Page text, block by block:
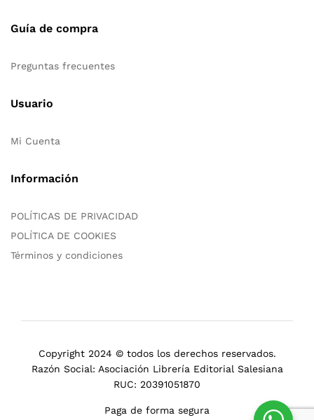
Guía de compra
Preguntas frecuentes
Usuario
Mi Cuenta
Información
POLÍTICAS DE PRIVACIDAD
POLÍTICA DE COOKIES
Términos y condiciones
Copyright 2024 © todos los derechos reservados.
Razón Social: Asociación Librería Editorial Salesiana
RUC: 20391051870
Paga de forma segura